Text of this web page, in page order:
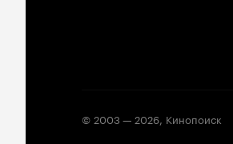
© 2003 —2026, Кинопоиск